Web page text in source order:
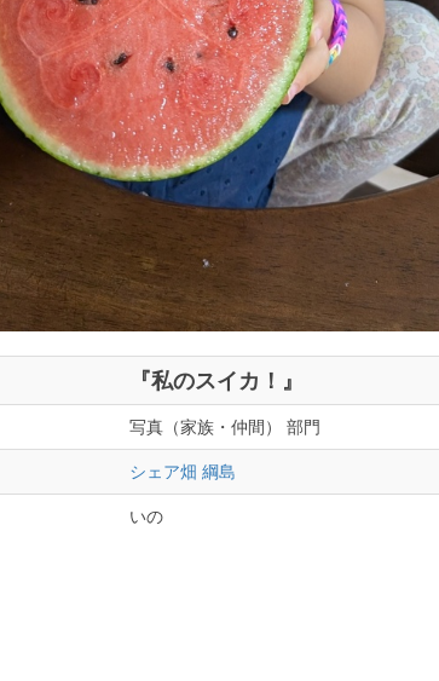
『私のスイカ！』
写真（家族・仲間） 部門
シェア畑 綱島
いの